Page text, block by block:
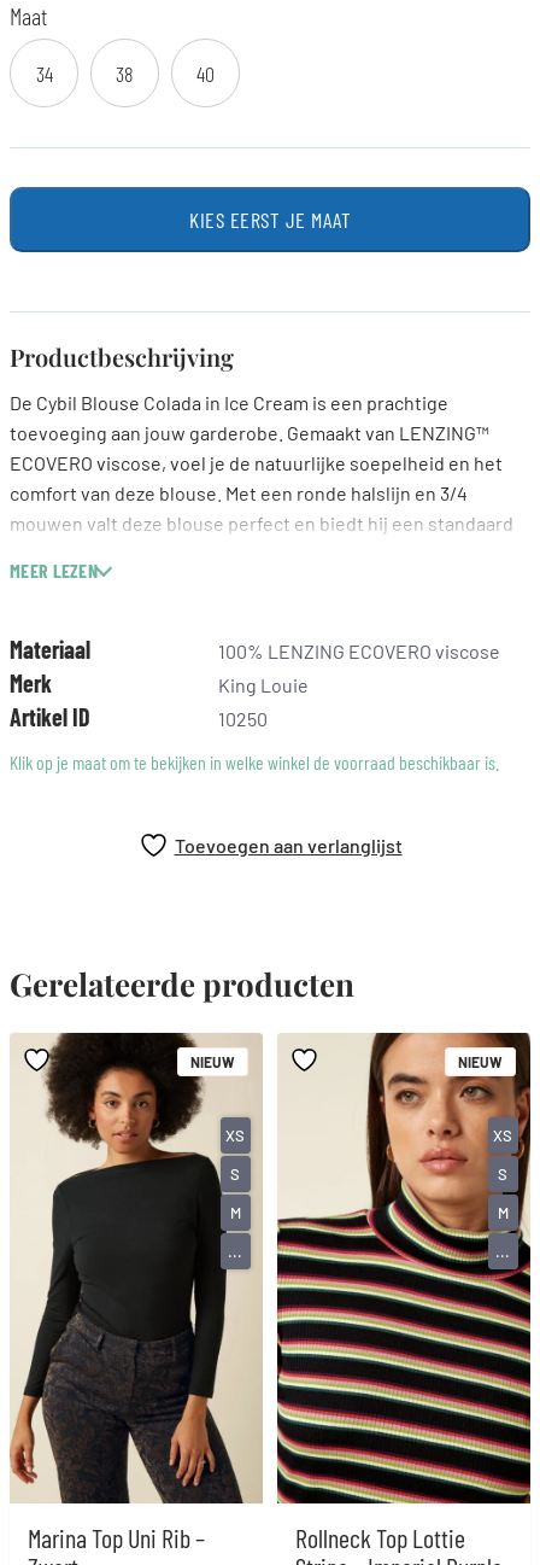
Maat
34 38 40
KIES EERST JE MAAT
Productbeschrijving
De Cybil Blouse Colada in Ice Cream is een prachtige
toevoeging aan jouw garderobe. Gemaakt van LENZING™
ECOVERO viscose, voel je de natuurlijke soepelheid en het
comfort van deze blouse. Met een ronde halslijn en 3/4
mouwen valt deze blouse perfect en biedt hij een standaard
geometrische details geven het geheel een frisse uitstraling,
rokje. Geniet van de kwaliteit en duurzaamheid die King Louie
biedt.
MEER LEZEN
Materiaal 100% LENZING ECOVERO viscose
Merk King Louie
Artikel ID
10250
Klik op je maat om te bekijken in welke winkel de voorraad beschikbaar is.
Toevoegen aan verlanglijst
Gerelateerde producten
Marina Top Uni Rib –
NIEUW
XS
S
M
...
Rollneck Top Lottie
NIEUW
XS
S
M
...